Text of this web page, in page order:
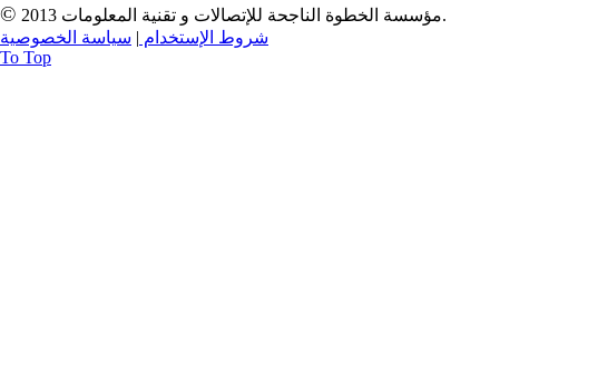
©
2013 مؤسسة الخطوة الناجحة للإتصالات و تقنية المعلومات.
شروط الإستخدام | سياسة الخصوصية
To Top